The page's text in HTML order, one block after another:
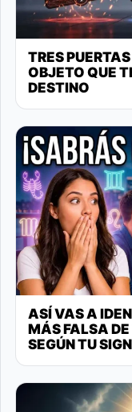
TRES
OBJETO QUE
DESTINO
ASÍ VAS A
MÁS FALSA
SEGÚN TU